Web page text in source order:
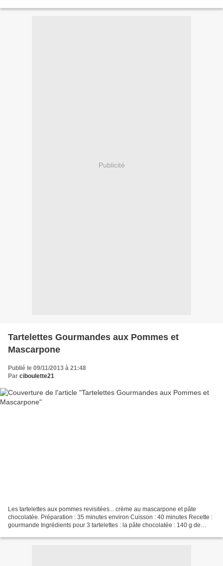
Publicité
Tartelettes Gourmandes aux Pommes et
Mascarpone
Publié le 09/11/2013 à 21:48
Par ciboulette21
Les tartelettes aux pommes revisitées... crème au mascarpone et pâte
chocolatée. Préparation : 35 minutes environ Cuisson : 40 minutes Recette :
gourmande Ingrédients pour 3 tartelettes : la pâte chocolatée : 140 g de